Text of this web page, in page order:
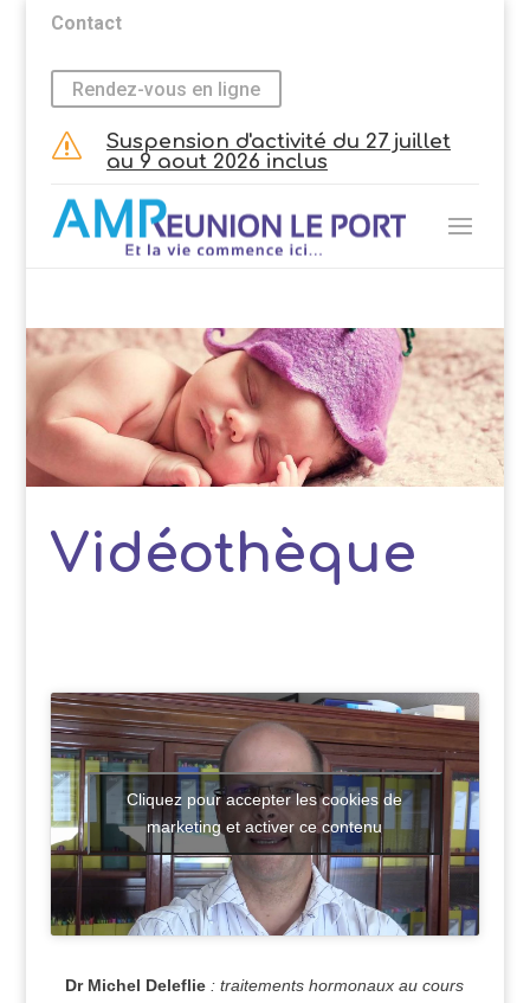
Contact
Rendez-vous en ligne
s
Suspension d'activité du 27 juillet
au 9 aout 2026 inclus
Vidéothèque
Cliquez pour accepter les cookies de
marketing et activer ce contenu
Dr Michel Deleflie : traitements hormonaux au cours